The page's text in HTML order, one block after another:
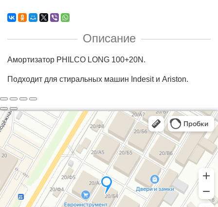
Описание
Амортизатор PHILCO LONG 100+20N.
Подходит для стиральных машин Indesit и Ariston.